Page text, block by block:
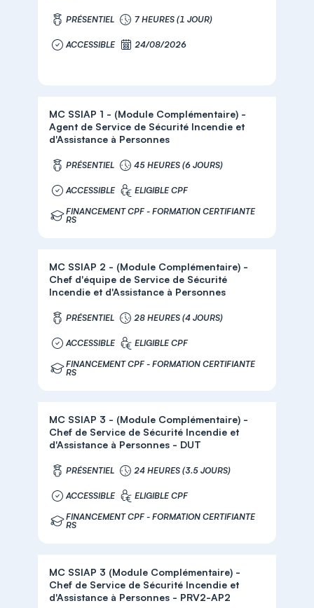
PRÉSENTIEL 7 HEURES (1 JOUR)
ACCESSIBLE 24/08/2026
MC SSIAP 1 - (Module Complémentaire) -
Agent de Service de Sécurité Incendie et
d'Assistance à Personnes
PRÉSENTIEL 45 HEURES (6 JOURS)
ACCESSIBLE
ELIGIBLE CPF
FINANCEMENT CPF - FORMATION CERTIFIANTE
RS
MC SSIAP 2 - (Module Complémentaire) -
Chef d'équipe de Service de Sécurité
Incendie et d'Assistance à Personnes
PRÉSENTIEL 28 HEURES (4 JOURS)
ACCESSIBLE
ELIGIBLE CPF
FINANCEMENT CPF - FORMATION CERTIFIANTE
RS
MC SSIAP 3 - (Module Complémentaire) -
Chef de Service de Sécurité Incendie et
d'Assistance à Personnes - DUT
PRÉSENTIEL 24 HEURES (3.5 JOURS)
ACCESSIBLE
ELIGIBLE CPF
FINANCEMENT CPF - FORMATION CERTIFIANTE
RS
MC SSIAP 3 (Module Complémentaire) -
Chef de Service de Sécurité Incendie et
d'Assistance à Personnes - PRV2-AP2